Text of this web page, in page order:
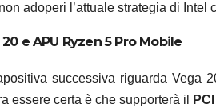
adoperi l’attuale strategia di
e APU Ryzen 5 Pro Mobile
successiva riguarda Vega
essere certa è che supporterà il